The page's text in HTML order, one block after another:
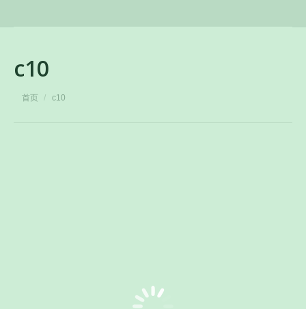
c10
您在这里：
首页 c10